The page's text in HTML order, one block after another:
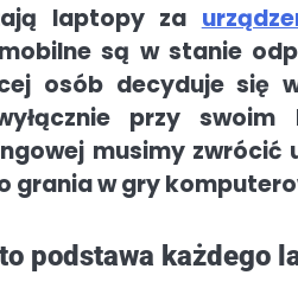
laptopy za
są w stanie
osób decyduje się
przy swoim
musimy zwrócić
grania w gry
podstawa każdego